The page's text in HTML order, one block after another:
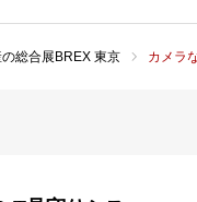
総合展BREX 東京 カメラ